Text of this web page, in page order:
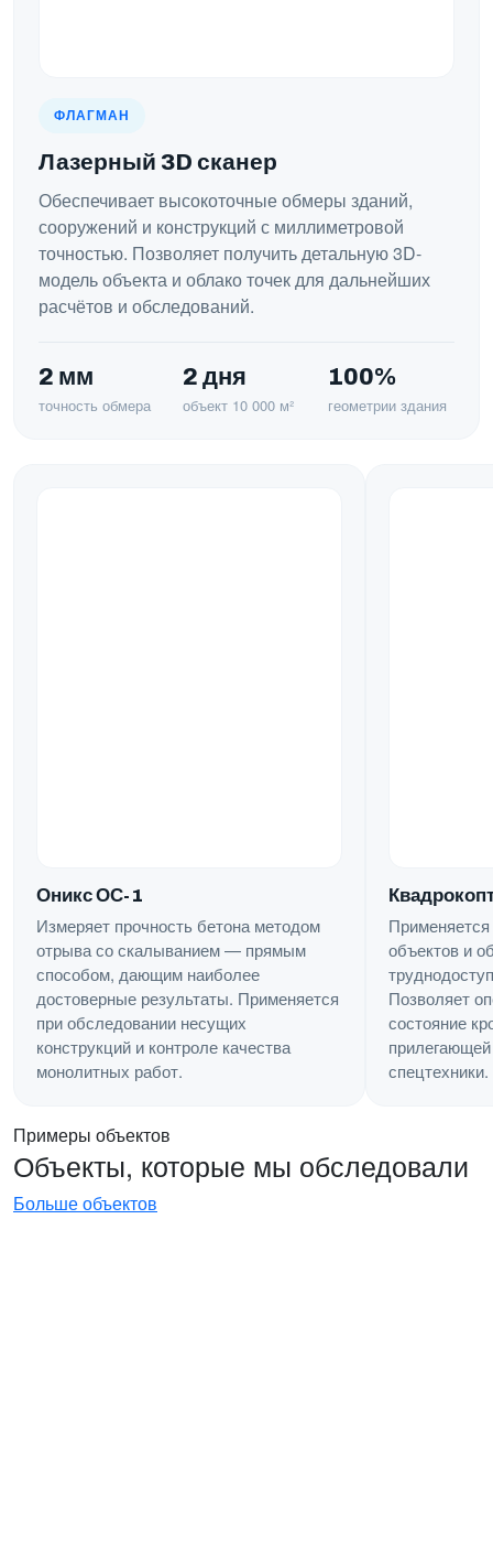
ФЛАГМАН
Лазерный 3D сканер
Обеспечивает высокоточные обмеры зданий,
сооружений и конструкций с миллиметровой
точностью. Позволяет получить детальную 3D-
модель объекта и облако точек для дальнейших
расчётов и обследований.
2 мм
точность обмера
2 дня
объект 10 000 м²
100%
геометрии здания
Оникс ОС-1
Измеряет прочность бетона методом
отрыва со скалыванием — прямым
способом, дающим наиболее
достоверные результаты. Применяется
при обследовании несущих
конструкций и контроле качества
монолитных работ.
объектов и
Позволяет
состояние
спецтехники.
Примеры объектов
Объекты, которые мы обследовали
Больше объектов